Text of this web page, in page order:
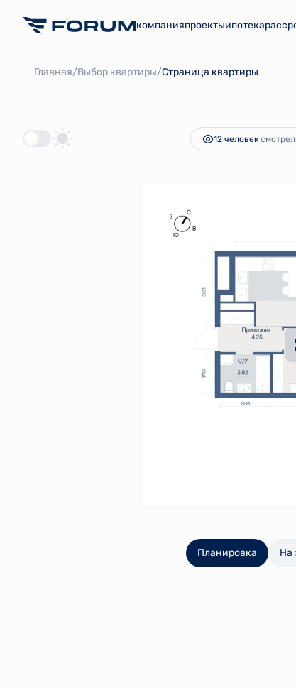
компанияпроектыипотека
Главная/Выбор квартиры/Страница квартиры
1-комнатная39.48 м 7 636 163 руб.
12 человек
Планировка На